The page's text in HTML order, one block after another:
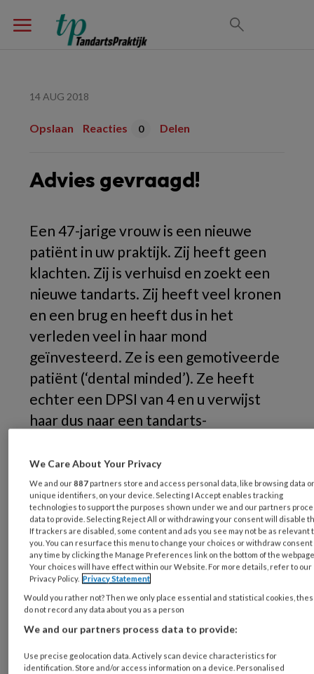
14 AUG 2018
Opslaan Reacties 0 Delen
Advies gevraagd!
Een 47-jarige vrouw is een nieuwe
patiënt in uw praktijk. Zij heeft geen
klachten. Zij is verhuisd en zoekt een
nieuwe tandarts. Zij heeft veel kronen
en een brug en heeft dus in het
verleden veel in haar mond
geïnvesteerd. Ze is een gemotiveerde
patiënt (‘dental minded’). Ze heeft
echter een DPSI van 4 en u verwijst
haar dus naar een tandarts-
furcatieprobleem aan de 17 en toont de 15 op
een door de parodontoloog gemaakte solo-
opname een angulair defect (afbeelding1,2,3
en4). Mesiaal van de 15 is namelijk een
persisterende pocket aanwezig van 9 mm.
Ze is wel steeds voor controle geweest, maar
de parodontale zorg is geheel aan de
parodontoloog is de 15 verloren en heeft de 17
We Care About Your Privacy
We and our887 partners store and access personal data, like browsing data
unique identifiers, on your device. Selecting I Accept enables tracking
technologies to support the purposes shown under we and our partners
data to provide. Selecting Reject All or withdrawing your consent will disable
If trackers are disabled, some content and ads you see may not be as relevant
you. You can resurface this menu to change your choices or withdraw consent
any time by clicking the Manage Preferences link on the bottom of the
Your choices will have effect within our Website. For more details, refer to our
Privacy Policy. Privacy Statement
Would you rather not? Then we only place essential and statistical cookies,
do not record any data about you as a person
We and our partners process data to provide:
Use precise geolocation data. Actively scan device characteristics for
identification. Store and/or access information on a device. Personalised